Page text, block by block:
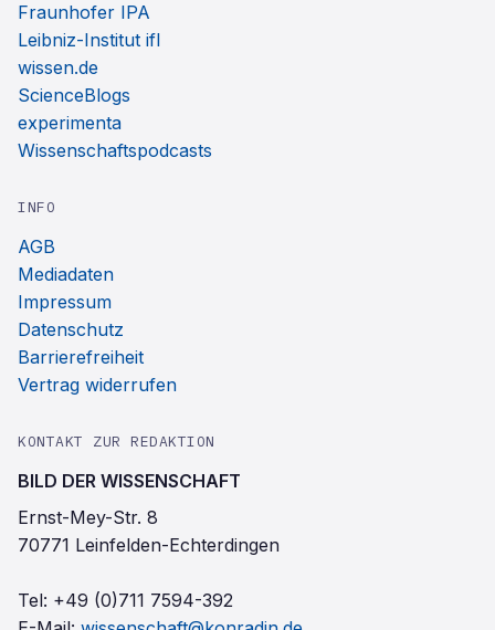
Fraunhofer IPA
Leibniz-Institut ifl
wissen.de
ScienceBlogs
experimenta
Wissenschaftspodcasts
INFO
AGB
Mediadaten
Impressum
Datenschutz
Barrierefreiheit
Vertrag widerrufen
KONTAKT ZUR REDAKTION
BILD DER WISSENSCHAFT
Ernst-Mey-Str. 8
70771 Leinfelden-Echterdingen
Tel: +49 (0)711 7594-392